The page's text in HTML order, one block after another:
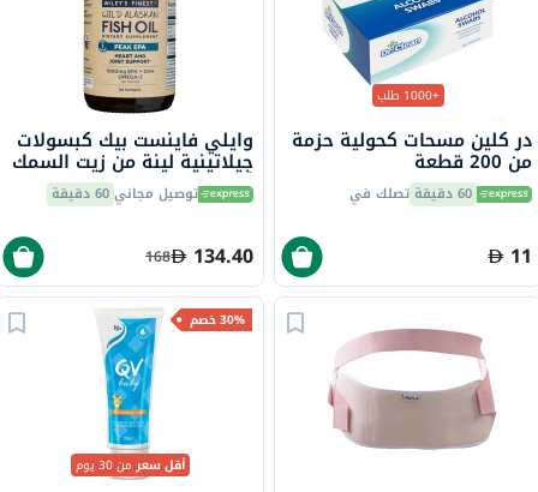
+1000 طلب
در كلين مسحات كحولية حزمة
من 200 قطعة
60 دقيقة تصلك في
11
وايلي فاينست بيك كبسولات
جيلاتينية لينة من زيت السمك
أوميغا 3 بتركيز 1000 ملجم
من حمض إيكوسابنتينويك
توصيل مجاني60 دقيقة
134.40
168
30% خصم
أقل سعرمن 30 يوم